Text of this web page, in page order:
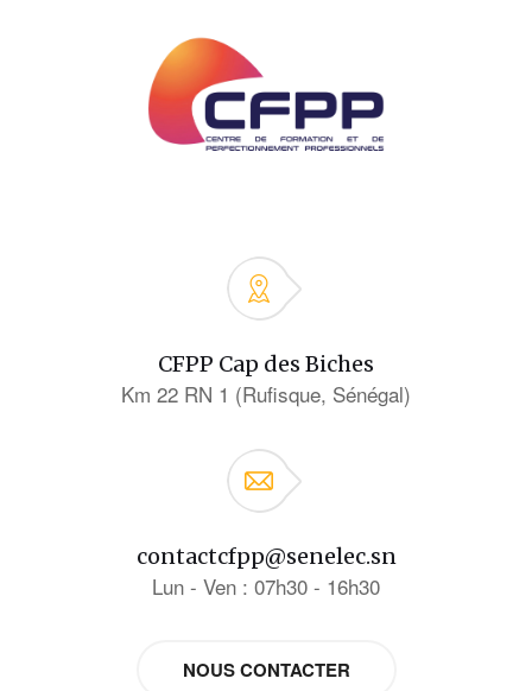
CFPP Cap des Biches
Km 22 RN 1 (Rufisque, Sénégal)
contactcfpp@senelec.sn
Lun - Ven : 07h30 - 16h30
NOUS CONTACTER